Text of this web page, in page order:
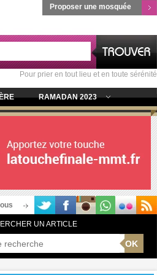
Pour prier en tout lieu et en toute sérénité
Proposer une mosquée
RAMADAN 2023
UN ARTICLE